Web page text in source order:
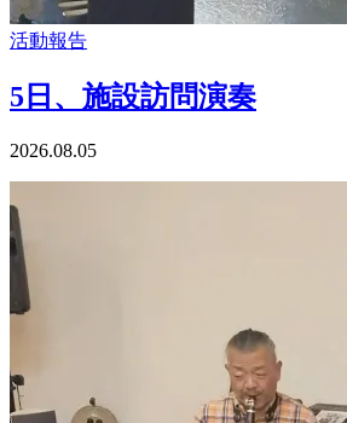
活動報告
5日、施設訪問演奏
2026.08.05